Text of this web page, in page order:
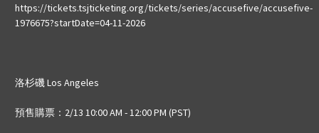
https://tickets.tsjticketing.org/tickets/series/accusefive/accusefive-
1976675?startDate=04-11-2026
洛杉磯 Los Angeles
預售購票 ：2/13 10:00 AM - 12:00 PM (PST)